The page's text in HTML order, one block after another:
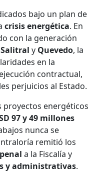
bajo un plan de
crisis energética. En
con la generación
Salitral y Quevedo, la
en la
contractual,
perjuicios al Estado.
proyectos energéticos
97 y 49 millones
nunca se
remitió los
a la Fiscalía y
y administrativas.